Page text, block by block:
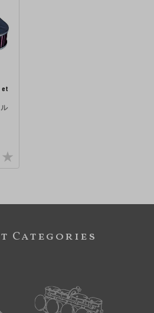
et
Categories